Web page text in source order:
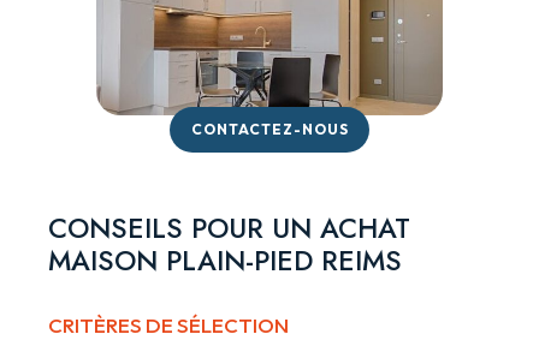
CONTACTEZ-NOUS
CONSEILS POUR UN ACHAT
MAISON PLAIN-PIED REIMS
CRITÈRES DE SÉLECTION